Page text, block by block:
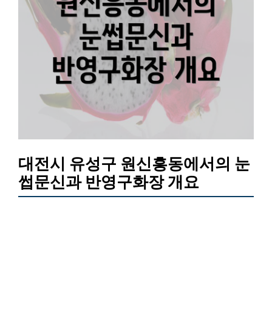
대전시 유성구 원신흥동에서의 눈
썹문신과 반영구화장 개요